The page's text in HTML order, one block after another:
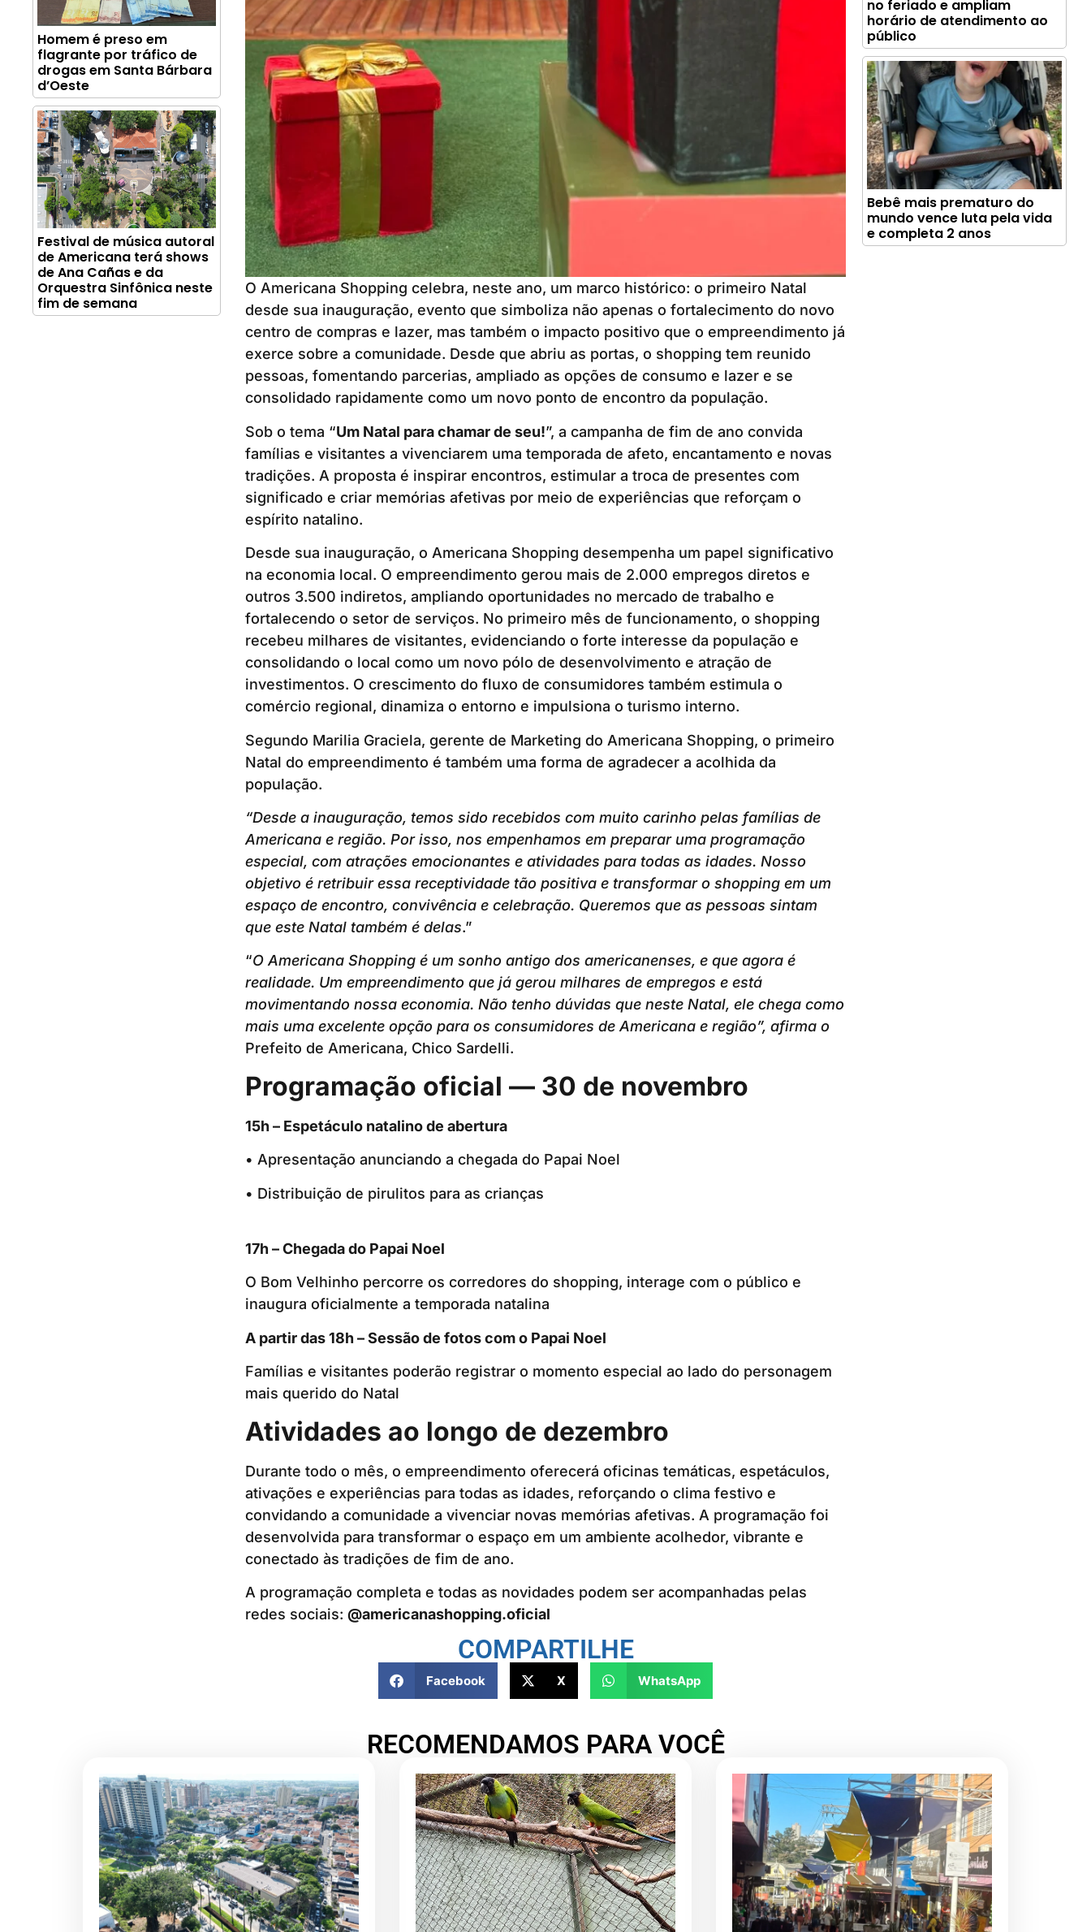
Homem é preso em
flagrante por tráfico de
drogas em Santa Bárbara
d’Oeste
Festival de música autoral
de Americana terá shows
de Ana Cañas e da
Orquestra Sinfônica neste
fim de semana
O Americana Shopping celebra, neste ano, um marco histórico: o primeiro Natal
desde sua inauguração, evento que simboliza não apenas o fortalecimento do novo
centro de compras e lazer, mas também o impacto positivo que o empreendimento já
exerce sobre a comunidade. Desde que abriu as portas, o shopping tem reunido
pessoas, fomentando parcerias, ampliado as opções de consumo e lazer e se
consolidado rapidamente como um novo ponto de encontro da população.
Sob o tema “Um Natal para chamar de seu!”, a campanha de fim de ano convida
famílias e visitantes a vivenciarem uma temporada de afeto, encantamento e novas
tradições. A proposta é inspirar encontros, estimular a troca de presentes com
significado e criar memórias afetivas por meio de experiências que reforçam o
espírito natalino.
Desde sua inauguração, o Americana Shopping desempenha um papel significativo
na economia local. O empreendimento gerou mais de 2.000 empregos diretos e
outros 3.500 indiretos, ampliando oportunidades no mercado de trabalho e
fortalecendo o setor de serviços. No primeiro mês de funcionamento, o shopping
recebeu milhares de visitantes, evidenciando o forte interesse da população e
consolidando o local como um novo pólo de desenvolvimento e atração de
investimentos. O crescimento do fluxo de consumidores também estimula o
comércio regional, dinamiza o entorno e impulsiona o turismo interno.
Segundo Marilia Graciela, gerente de Marketing do Americana Shopping, o primeiro
Natal do empreendimento é também uma forma de agradecer a acolhida da
população.
“Desde a inauguração, temos sido recebidos com muito carinho pelas famílias de
Americana e região. Por isso, nos empenhamos em preparar uma programação
especial, com atrações emocionantes e atividades para todas as idades. Nosso
objetivo é retribuir essa receptividade tão positiva e transformar o shopping em um
espaço de encontro, convivência e celebração. Queremos que as pessoas sintam
que este Natal também é delas.”
“O Americana Shopping é um sonho antigo dos americanenses, e que agora é
realidade. Um empreendimento que já gerou milhares de empregos e está
movimentando nossa economia. Não tenho dúvidas que neste Natal, ele chega como
mais uma excelente opção para os consumidores de Americana e região”, afirma o
Prefeito de Americana, Chico Sardelli.
Programação oficial — 30 de novembro
15h – Espetáculo natalino de abertura
• Apresentação anunciando a chegada do Papai Noel
• Distribuição de pirulitos para as crianças
17h – Chegada do Papai Noel
O Bom Velhinho percorre os corredores do shopping, interage com o público e
inaugura oficialmente a temporada natalina
A partir das 18h – Sessão de fotos com o Papai Noel
Famílias e visitantes poderão registrar o momento especial ao lado do personagem
mais querido do Natal
Atividades ao longo de dezembro
Durante todo o mês, o empreendimento oferecerá oficinas temáticas, espetáculos,
ativações e experiências para todas as idades, reforçando o clima festivo e
convidando a comunidade a vivenciar novas memórias afetivas. A programação foi
desenvolvida para transformar o espaço em um ambiente acolhedor, vibrante e
conectado às tradições de fim de ano.
A programação completa e todas as novidades podem ser acompanhadas pelas
redes sociais: @americanashopping.oficial
COMPARTILHE
Facebook X WhatsApp
no feriado e ampliam
horário de atendimento ao
público
Bebê mais prematuro do
mundo vence luta pela vida
e completa 2 anos
RECOMENDAMOS PARA VOCÊ